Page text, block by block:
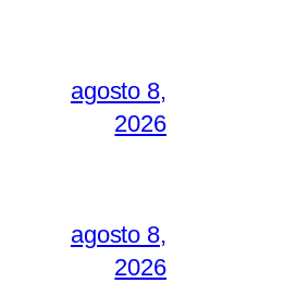
agosto 8,
2026
agosto 8,
2026